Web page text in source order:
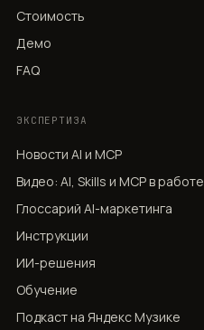
Стоимость
Демо
FAQ
ЭКСПЕРТИЗА
Новости AI и MCP
Видео: AI, Skills и MCP в работе
Глоссарий AI-маркетинга
Инструкции
ИИ-решения
Обучение
Подкаст на Яндекс Музике